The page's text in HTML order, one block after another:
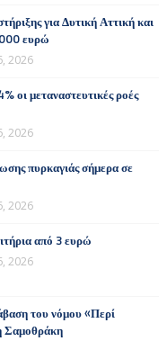
για Δυτική Αττική και
ευρώ
2026
οι μεταναστευτικές ροές
2026
πυρκαγιάς σήμερα σε
2026
από 3 ευρώ
2026
του νόμου «Περί
Σαμοθράκη